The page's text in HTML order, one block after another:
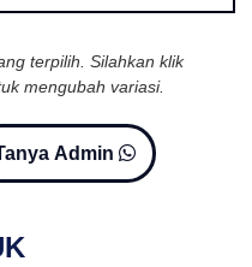
terpilih. Silahkan klik
mengubah variasi.
Admin